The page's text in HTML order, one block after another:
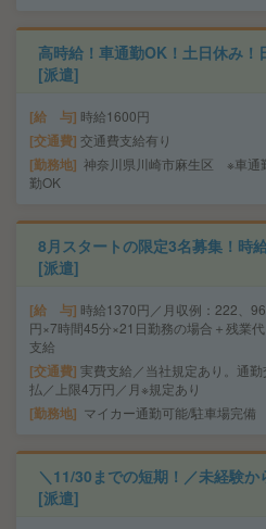
高時給！車通勤OK！土日休み！
[派遣]
給 与 時給1600円
交通費 交通費支給有り
勤務地 神奈川県川崎市麻生区 ※車通
勤OK
8月スタートの限定3名募集！時
[派遣]
給 与 時給1370円／月収例：222、
円×7時間45分×21日勤務の場合＋残業
支給
交通費 実費支給／当社規定あり。通
払／上限4万円／月※規定あり
勤務地 マイカー通勤可能/駐車場完備
＼11/30までの短期！／未経験
[派遣]